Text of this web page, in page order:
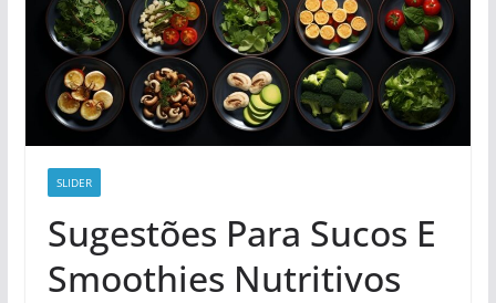
SLIDER
Sugestões Para Sucos E
Smoothies Nutritivos